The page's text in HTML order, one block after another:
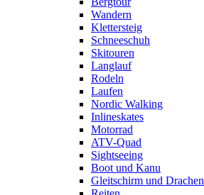
Wandern
Klettersteig
Schneeschuh
Skitouren
Langlauf
Rodeln
Laufen
Nordic Walking
Inlineskates
Motorrad
ATV-Quad
Sightseeing
Boot und Kanu
Gleitschirm und Drachen